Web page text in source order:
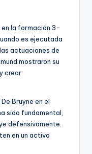
en la formación 3-
es ejecutada
actuaciones de
mostraron su
crear
Bruyne en el
sido fundamental,
defensivamente.
en un activo